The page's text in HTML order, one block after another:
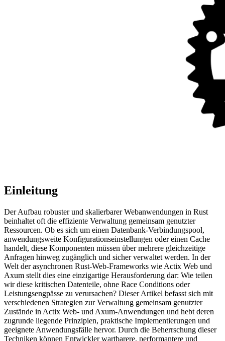
Einleitung
Der Aufbau robuster und skalierbarer Webanwendungen in Rust
beinhaltet oft die effiziente Verwaltung gemeinsam genutzter
Ressourcen. Ob es sich um einen Datenbank-Verbindungspool,
anwendungsweite Konfigurationseinstellungen oder einen Cache
handelt, diese Komponenten müssen über mehrere gleichzeitige
Anfragen hinweg zugänglich und sicher verwaltet werden. In der
Welt der asynchronen Rust-Web-Frameworks wie Actix Web und
Axum stellt dies eine einzigartige Herausforderung dar: Wie teilen
wir diese kritischen Datenteile, ohne Race Conditions oder
Leistungsengpässe zu verursachen? Dieser Artikel befasst sich mit
verschiedenen Strategien zur Verwaltung gemeinsam genutzter
Zustände in Actix Web- und Axum-Anwendungen und hebt deren
zugrunde liegende Prinzipien, praktische Implementierungen und
geeignete Anwendungsfälle hervor. Durch die Beherrschung dieser
Techniken können Entwickler wartbarere, performantere und